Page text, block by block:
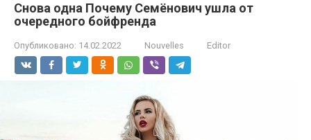
Снова одна Почему Семёнович ушла от
очередного бойфренда
Опубликовано: 14.02.2022 Nouvelles Editor